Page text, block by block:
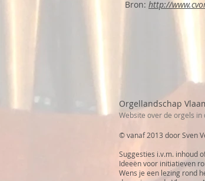
Bron: http://
Orgellandschap
Website over de orgels in
© vanaf 2013 door Sven
Suggesties i.v.m. inhoud
Ideeën voor initiatieven
Wens je een lezing rond